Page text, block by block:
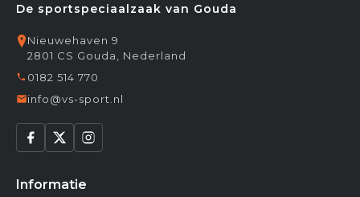
De sportspeciaalzaak van Gouda
Nieuwehaven 9
2801 CS Gouda, Nederland
0182 514 770
info@vs-sport.nl
Informatie